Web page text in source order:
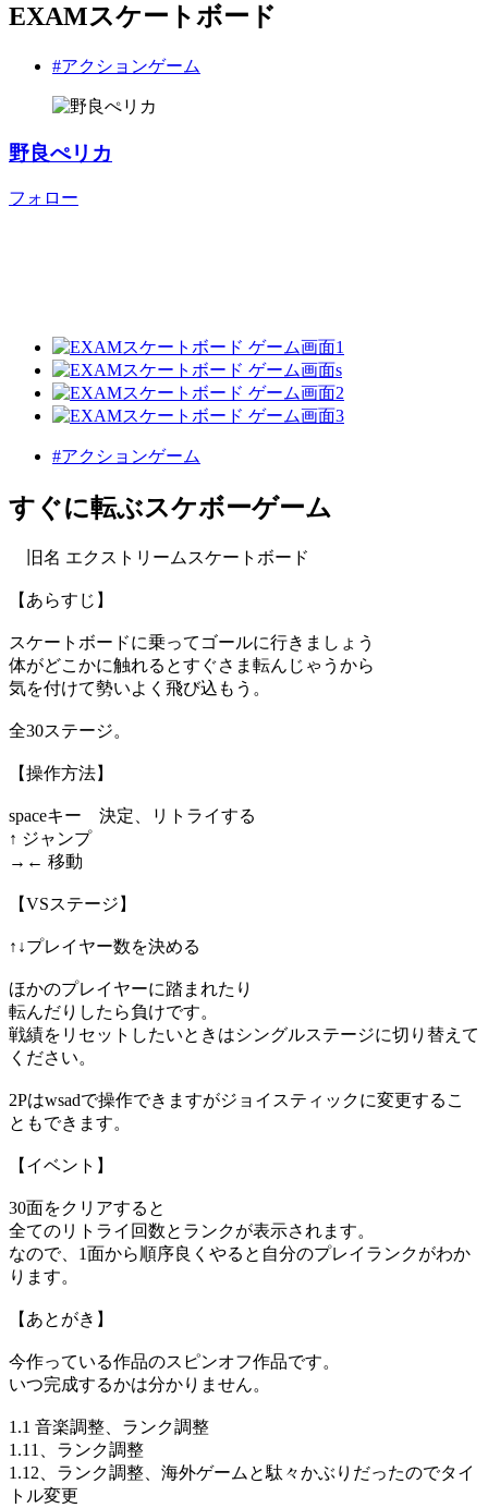
EXAMスケートボード
#アクションゲーム
野良ぺリカ
フォロー
#アクションゲーム
すぐに転ぶスケボーゲーム
旧名 エクストリームスケートボード
【あらすじ】
スケートボードに乗ってゴールに行きましょう
体がどこかに触れるとすぐさま転んじゃうから
気を付けて勢いよく飛び込もう。
全30ステージ。
【操作方法】
spaceキー 決定、リトライする
↑ ジャンプ
→← 移動
【VSステージ】
↑↓プレイヤー数を決める
ほかのプレイヤーに踏まれたり
転んだりしたら負けです。
戦績をリセットしたいときはシングルステージに切り替えて
ください。
2Pはwsadで操作できますがジョイスティックに変更するこ
ともできます。
【イベント】
30面をクリアすると
全てのリトライ回数とランクが表示されます。
なので、1面から順序良くやると自分のプレイランクがわか
ります。
【あとがき】
今作っている作品のスピンオフ作品です。
いつ完成するかは分かりません。
1.1 音楽調整、ランク調整
1.11、ランク調整
1.12、ランク調整、海外ゲームと駄々かぶりだったのでタイ
トル変更